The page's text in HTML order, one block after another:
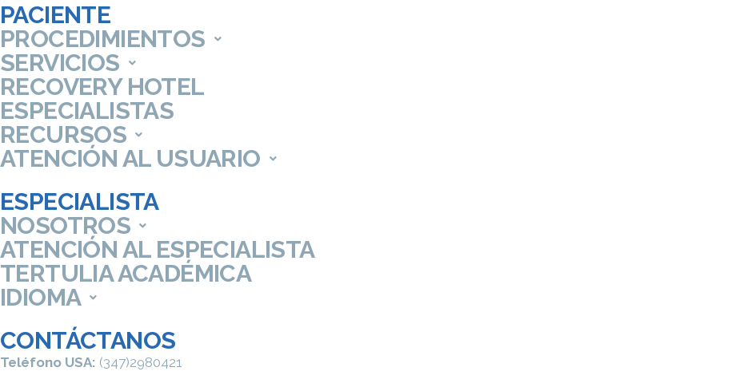
PACIENTE
PROCEDIMIENTOS
SERVICIOS
RECOVERY HOTEL
ESPECIALISTAS
RECURSOS
ATENCIÓN AL USUARIO
ESPECIALISTA
NOSOTROS
ATENCIÓN AL ESPECIALISTA
TERTULIA ACADÉMICA
IDIOMA
CONTÁCTANOS
Teléfono USA: (347)2980421